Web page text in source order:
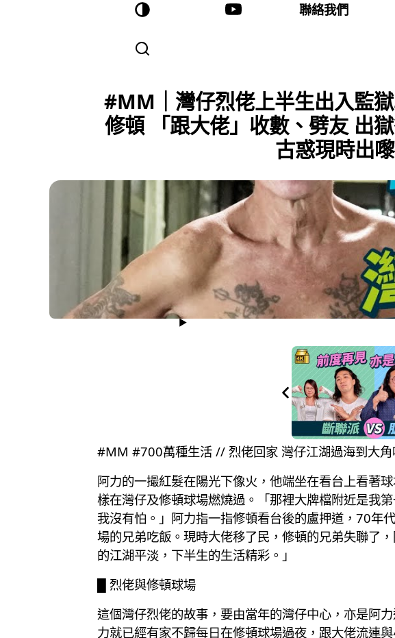
聯絡我們
#MM｜灣仔烈佬上半生出入監
修頓 「跟大佬」收數、劈友 出
古惑現時出
#MM #700萬種生活 // 烈佬回家 灣仔江湖過海到大角
阿力的一撮紅髮在陽光下像火，他端坐在看台上看著
樣在灣仔及修頓球場燃燒過。「那裡大牌檔附近是我
我沒有怕。」阿力指一指修頓看台後的盧押道，70年
場的兄弟吃飯。現時大佬移了民，修頓的兄弟失聯了
的江湖平淡，下半生的生活精彩。」
█ 烈佬與修頓球場
這個灣仔烈佬的故事，要由當年的灣仔中心，亦是阿
力就已經有家不歸每日在修頓球場過夜，跟大佬流連